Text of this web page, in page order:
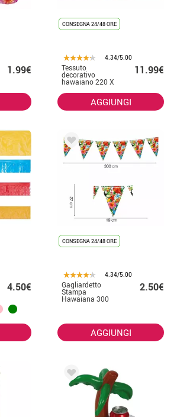
1.99€
CONSEGNA 24/48 ORE
4.34/5.00
Tessuto
decorativo
hawaiano 220 X
11.99€
AGGIUNGI
4.50€
CONSEGNA 24/48 ORE
4.34/5.00
Gagliardetto
Stampa
Hawaiana 300
2.50€
AGGIUNGI